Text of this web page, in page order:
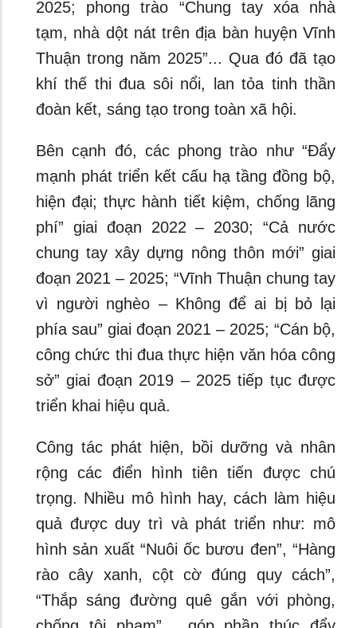
2025; phong trào “Chung tay xóa nhà
tạm, nhà dột nát trên địa bàn huyện Vĩnh
Thuận trong năm 2025”... Qua đó đã tạo
khí thế thi đua sôi nổi, lan tỏa tinh thần
đoàn kết, sáng tạo trong toàn xã hội.
Bên cạnh đó, các phong trào như “Đẩy
mạnh phát triển kết cấu hạ tầng đồng bộ,
hiện đại; thực hành tiết kiệm, chống lãng
phí” giai đoạn 2022 – 2030; “Cả nước
chung tay xây dựng nông thôn mới” giai
đoạn 2021 – 2025; “Vĩnh Thuận chung tay
vì người nghèo – Không để ai bị bỏ lại
phía sau” giai đoạn 2021 – 2025; “Cán bộ,
công chức thi đua thực hiện văn hóa công
sở” giai đoạn 2019 – 2025 tiếp tục được
triển khai hiệu quả.
Công tác phát hiện, bồi dưỡng và nhân
rộng các điển hình tiên tiến được chú
trọng. Nhiều mô hình hay, cách làm hiệu
quả được duy trì và phát triển như: mô
hình sản xuất “Nuôi ốc bươu đen”, “Hàng
rào cây xanh, cột cờ đúng quy cách”,
“Thắp sáng đường quê gắn với phòng,